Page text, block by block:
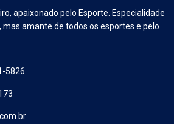
apaixonado pelo Esporte. Especialidade
mas amante de todos os esportes e pelo
5826